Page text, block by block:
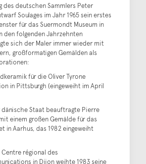
des deutschen Sammlers Peter
Soulages im Jahr 1965 sein erstes
für das Suermondt Museum in
den folgenden Jahrzehnten
sich der Maler immer wieder mit
großformatigen Gemälden als
für die Oliver Tyrone
in Pittsburgh (eingeweiht im April
dänische Staat beauftragte Pierre
einem großen Gemälde für das
in Aarhus, das 1982 eingeweiht
Centre régional des
in Dijon weihte 1983 seine